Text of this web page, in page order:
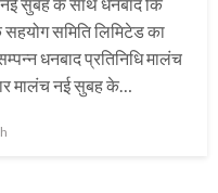
समिति लिमिटेड का
‌धनबाद प्रतिनिधि मालंच
मालंच नई सुबह के…